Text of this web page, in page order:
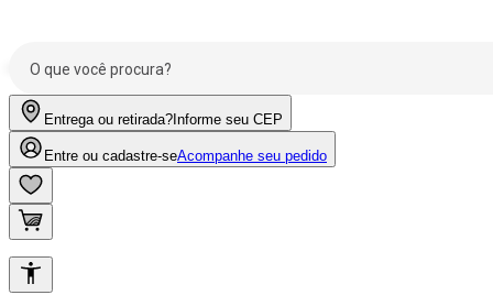
Entrega ou retirada? Informe seu CEP
Entre ou cadastre-seAcompanhe seu pedido